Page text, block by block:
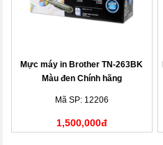
Mực máy in Brother TN-263BK
Màu đen Chính hãng
Mã SP: 12206
1,500,000đ